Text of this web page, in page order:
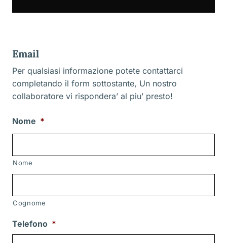
Email
Per qualsiasi informazione potete contattarci
completando il form sottostante, Un nostro
collaboratore vi rispondera’ al piu’ presto!
Nome *
Nome
Cognome
Telefono *